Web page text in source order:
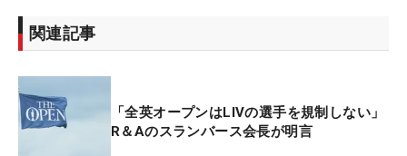
んだ。
ーストラリア）が「65」と7アンダーをたたき出す
プレーを見せたがチーム合計は6アンダーで2位。ブ
（米国）がキャプテンのスマッシ
関連記事
「全英オープンはLIVの選手を規制しない」
R＆Aのスランバース会長が明言